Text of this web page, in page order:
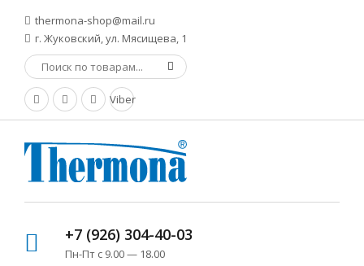
thermona-shop@mail.ru
г. Жуковский, ул. Мясищева, 1
Viber
+7 (926) 304-40-03
Пн-Пт с 9.00 — 18.00